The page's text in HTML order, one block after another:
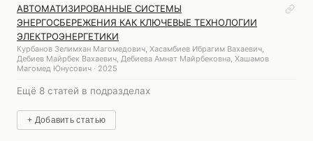
АВТОМАТИЗИРОВАННЫЕ СИСТЕМЫ
ЭНЕРГОСБЕРЕЖЕНИЯ КАК КЛЮЧЕВЫЕ ТЕХНОЛОГИИ
ЭЛЕКТРОЭНЕРГЕТИКИ
Курбанов Зелимхан Магомедович, Хасамбиев Ибрагим Вахаевич,
Дебиев Майрбек Вахаевич, Дебиева Амнат Майрбековна, Хашамов
Магомед Юнусович · 2025
Ещё 8 статей в подразделах
+ Добавить статью